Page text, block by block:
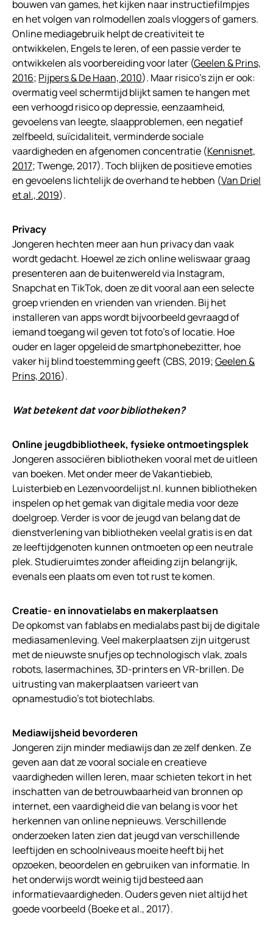
bouwen van games, het kijken naar instructiefilmpjes
en het volgen van rolmodellen zoals vloggers of gamers.
Online mediagebruik helpt de creativiteit te
ontwikkelen, Engels te leren, of een passie verder te
ontwikkelen als voorbereiding voor later (Geelen & Prins,
2016; Pijpers & De Haan, 2010). Maar risico’s zijn er ook:
overmatig veel schermtijd blijkt samen te hangen met
een verhoogd risico op depressie, eenzaamheid,
gevoelens van leegte, slaapproblemen, een negatief
zelfbeeld, suïcidaliteit, verminderde sociale
vaardigheden en afgenomen concentratie (Kennisnet,
2017; Twenge, 2017). Toch blijken de positieve emoties
en gevoelens lichtelijk de overhand te hebben (Van Driel
et al., 2019).
Privacy
Jongeren hechten meer aan hun privacy dan vaak
wordt gedacht. Hoewel ze zich online weliswaar graag
presenteren aan de buitenwereld via Instagram,
Snapchat en TikTok, doen ze dit vooral aan een selecte
groep vrienden en vrienden van vrienden. Bij het
installeren van apps wordt bijvoorbeeld gevraagd of
iemand toegang wil geven tot foto’s of locatie. Hoe
ouder en lager opgeleid de smartphonebezitter, hoe
vaker hij blind toestemming geeft (CBS, 2019;Geelen &
Prins, 2016).
Wat betekent dat voor bibliotheken?
Online jeugdbibliotheek, fysieke ontmoetingsplek
Jongeren associëren bibliotheken vooral met de uitleen
van boeken. Met onder meer de Vakantiebieb,
Luisterbieb en Lezenvoordelijst.nl. kunnen bibliotheken
inspelen op het gemak van digitale media voor deze
doelgroep. Verder is voor de jeugd van belang dat de
dienstverlening van bibliotheken veelal gratis is en dat
ze leeftijdgenoten kunnen ontmoeten op een neutrale
plek. Studieruimtes zonder afleiding zijn belangrijk,
evenals een plaats om even tot rust te komen.
Creatie- en innovatielabs en makerplaatsen
De opkomst van fablabs en medialabs past bij de digitale
mediasamenleving. Veel makerplaatsen zijn uitgerust
met de nieuwste snufjes op technologisch vlak, zoals
robots, lasermachines, 3D-printers en VR-brillen. De
uitrusting van makerplaatsen varieert van
opnamestudio’s tot biotechlabs.
Mediawijsheid bevorderen
Jongeren zijn minder mediawijs dan ze zelf denken. Ze
geven aan dat ze vooral sociale en creatieve
vaardigheden willen leren, maar schieten tekort in het
inschatten van de betrouwbaarheid van bronnen op
internet, een vaardigheid die van belang is voor het
herkennen van online nepnieuws. Verschillende
onderzoeken laten zien dat jeugd van verschillende
leeftijden en schoolniveaus moeite heeft bij het
opzoeken, beoordelen en gebruiken van informatie. In
het onderwijs wordt weinig tijd besteed aan
informatievaardigheden. Ouders geven niet altijd het
goede voorbeeld (Boeke et al., 2017).